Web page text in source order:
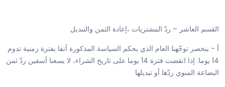
القسم العاشر – ردّ المشتريات ،إعادة الثمن والتبديل
أ - ينحصر توجّهنا العام الذي يحكم السياسة المذكورة آنفا بفترة زمنية تدوم
14 يوما. إذا انقضت فترة 14 يوما على تاريخ الشراء، لا يسعنا آسفين ردّ ثمن
البضاعة المنوي ردّها أو تبديلها